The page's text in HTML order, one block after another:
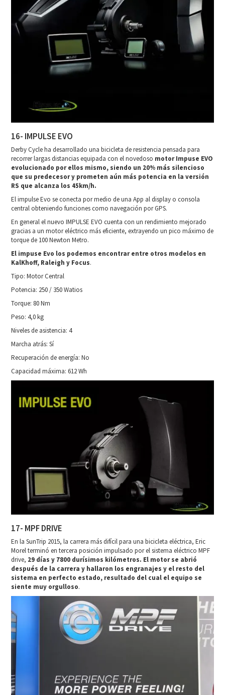
16- IMPULSE EVO
Derby Cycle ha desarrollado una bicicleta de resistencia pensada para
recorrer largas distancias equipada con el novedoso motor Impuse EVO
evolucionado por ellos mismo, siendo un 20% más silencioso
que su predecesor y prometen aún más potencia en la versión
RS que alcanza los 45km/h.
El impulse Evo se conecta por medio de una App al display o consola
central obteniendo funciones como navegación por GPS.
En general el nuevo IMPULSE EVO cuenta con un rendimiento mejorado
gracias a un motor eléctrico más eficiente, extrayendo un pico máximo de
torque de 100 Newton Metro.
El impuse Evo los podemos encontrar entre otros modelos en
KalKhoff, Raleigh y Focus.
Tipo: Motor Central
Potencia: 250 / 350 Watios
Torque: 80 Nm
Peso: 4,0 kg
Niveles de asistencia: 4
Marcha atrás: Sí
Recuperación de energía: No
Capacidad máxima: 612 Wh
17- MPF DRIVE
En la SunTrip 2015, la carrera más difícil para una bicicleta eléctrica, Eric
Morel terminó en tercera posición impulsado por el sistema eléctrico MPF
drive, 29 días y 7800 durísimos kilómetros. El motor se abrió
después de la carrera y hallaron los engranajes y el resto del
sistema en perfecto estado, resultado del cual el equipo se
siente muy orgulloso.